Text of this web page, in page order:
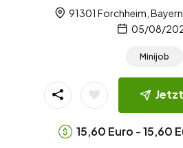
91301 Forchheim,
05/08/
Minijob
15,60 Euro -15,60